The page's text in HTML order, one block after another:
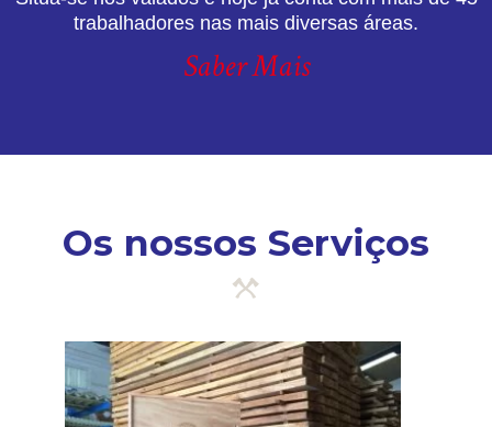
trabalhadores nas mais diversas áreas.
Saber Mais
Os nossos Serviços